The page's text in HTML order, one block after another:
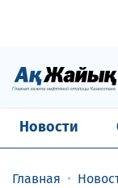
Новости
Главная